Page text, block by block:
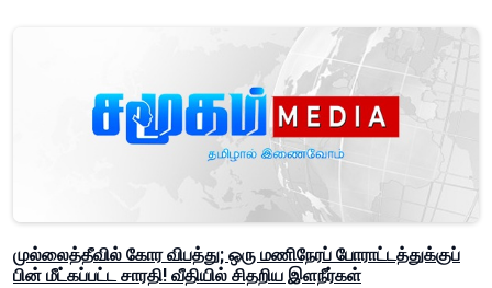
முல்லைத்தீவில் கோர விபத்து; ஒரு மணிநேரப் போராட்டத்துக்குப்
பின் மீட்கப்பட்ட சாரதி! வீதியில் சிதறிய இளநீர்கள்